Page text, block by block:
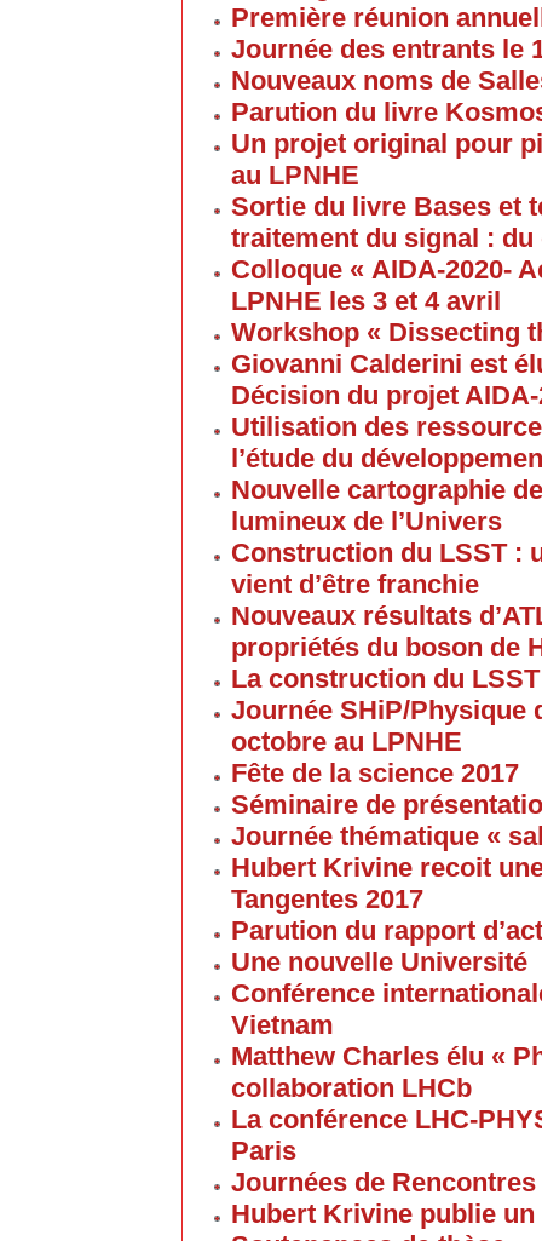
Première réunion
Journée des entrants le
Nouveaux noms de
Parution du livre
Un projet original pour
au LPNHE
Sortie du livre Bases et
traitement du signal :
Colloque « AIDA-2020-
LPNHE les 3 et 4 avril
Workshop « Dissecting
Giovanni Calderini est
Décision du projet AIDA-
Utilisation des
l’étude du
Nouvelle cartographie
lumineux de l’Univers
Construction du LSST :
vient d’être franchie
Nouveaux résultats
propriétés du boson de
La construction du
Journée SHiP/Physique
octobre au LPNHE
Fête de la science 2017
Séminaire de
Journée thématique «
Hubert Krivine recoit
Tangentes 2017
Parution du rapport
Une nouvelle Université
Conférence
Vietnam
Matthew Charles élu «
collaboration LHCb
La conférence LHC-
Paris
Journées de
Hubert Krivine publie